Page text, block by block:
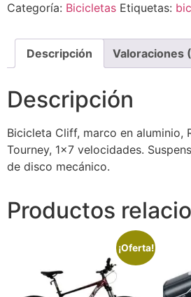
Categoría: Bicicletas Etiquetas:
Descripción Valoraciones
Descripción
Bicicleta Cliff, marco en aluminio,
Tourney, 1×7 velocidades.
de disco mecánico.
Productos
¡Oferta!